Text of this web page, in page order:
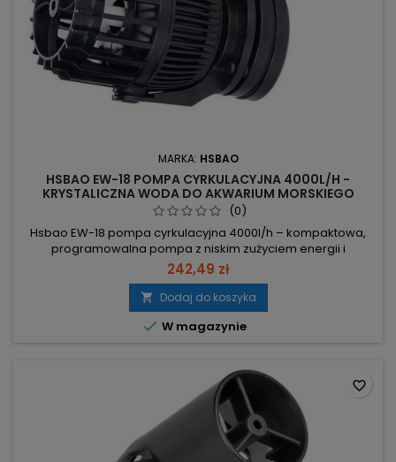
MARKA: HSBAO
HSBAO EW-18 POMPA CYRKULACYJNA 4000L/H -
KRYSTALICZNA WODA DO AKWARIUM MORSKIEGO
(0)
Hsbao EW-18 pompa cyrkulacyjna 4000l/h – kompaktowa,
programowalna pompa z niskim zużyciem energii i
zaawansowanym kontrolerem LCD. Wydajność 4000 l/h –
silny przepływ dla równomiernej dystrybucji pierwiastków i
substancji odżywczych. Moc 10W – niskie zużycie energii przy
dużej wydajności. 6 programowalnych trybów (M1–M6), tryb
nocny i funkcja FEED 10...
242,49 zł
 Dodaj do koszyka
 W magazynie
favorite_border